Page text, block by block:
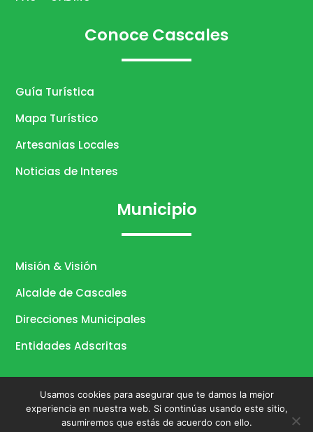
Conoce Cascales
Guía Turística
Mapa Turístico
Artesanias Locales
Noticias de Interes
Municipio
Misión & Visión
Alcalde de Cascales
Direcciones Municipales
Entidades Adscritas
© 2026 Gobierno Autónomo
Usamos cookies para asegurar que te damos la mejor
experiencia en nuestra web. Si continúas usando este sitio,
asumiremos que estás de acuerdo con ello.